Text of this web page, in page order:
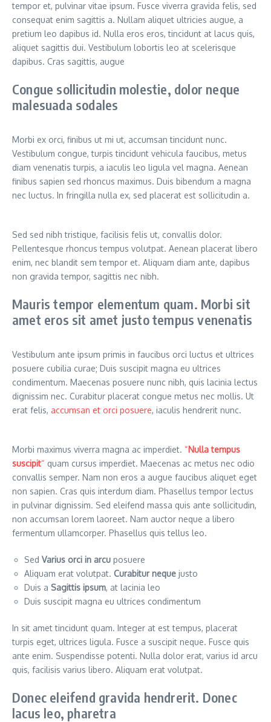
tempor et, pulvinar vitae ipsum. Fusce viverra gravida felis, sed
consequat enim sagittis a. Nullam aliquet ultricies augue, a
pretium leo dapibus id. Nulla eros eros, tincidunt at lacus quis,
aliquet sagittis dui. Vestibulum lobortis leo at scelerisque
dapibus. Cras sagittis, augue
Congue sollicitudin molestie, dolor neque
malesuada sodales
Morbi ex orci, finibus ut mi ut, accumsan tincidunt nunc.
Vestibulum congue, turpis tincidunt vehicula faucibus, metus
diam venenatis turpis, a iaculis leo ligula vel magna. Aenean
finibus sapien sed rhoncus maximus. Duis bibendum a magna
nec luctus. In fringilla nulla ex, sed placerat est sollicitudin a.
Sed sed nibh tristique, facilisis felis ut, convallis dolor.
Pellentesque rhoncus tempus volutpat. Aenean placerat libero
enim, nec blandit sem tempor et. Aliquam diam ante, dapibus
non gravida tempor, sagittis nec nibh.
Mauris tempor elementum quam. Morbi sit
amet eros sit amet justo tempus venenatis
Vestibulum ante ipsum primis in faucibus orci luctus et ultrices
posuere cubilia curae; Duis suscipit magna eu ultrices
condimentum. Maecenas posuere nunc nibh, quis lacinia lectus
dignissim nec. Curabitur placerat congue metus nec mollis. Ut
erat felis, accumsan et orci posuere, iaculis hendrerit nunc.
Morbi maximus viverra magna ac imperdiet. “Nulla tempus
suscipit“ quam cursus imperdiet. Maecenas ac metus nec odio
convallis semper. Nam non eros a augue faucibus aliquet eget
non sapien. Cras quis interdum diam. Phasellus tempor lectus
in pulvinar dignissim. Sed eleifend massa quis ante sollicitudin,
non accumsan lorem laoreet. Nam auctor neque a libero
fermentum ullamcorper. Phasellus quis tellus leo.
Sed Varius orci in arcu posuere
Aliquam erat volutpat. Curabitur neque justo
Duis a Sagittis ipsum, at lacinia leo
Duis suscipit magna eu ultrices condimentum
In sit amet tincidunt quam. Integer at est tempus, placerat
turpis eget, ultrices ligula. Fusce a suscipit neque. Fusce quis
ante enim. Suspendisse potenti. Nulla dolor erat, varius id arcu
quis, facilisis varius libero. Aliquam erat volutpat.
Donec eleifend gravida hendrerit. Donec
lacus leo, pharetra